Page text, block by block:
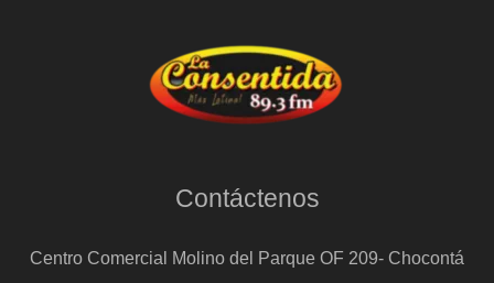
Contáctenos
Centro Comercial Molino del Parque OF 209- Chocontá